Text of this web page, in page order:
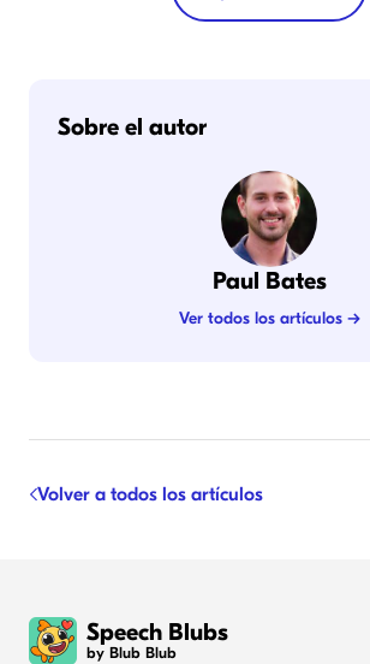
Sobre el autor
Paul Bates
Ver todos los artículos →
Volver a todos los artículos
Speech Blubs
by Blub Blub